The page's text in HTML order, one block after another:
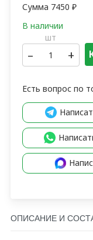
Сумма 7450 ₽
шт
– +
Есть вопрос по
ОПИСАНИЕ И